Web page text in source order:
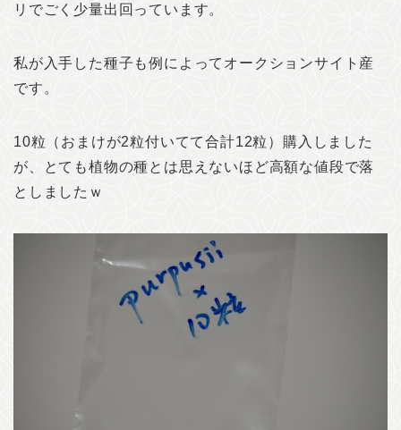
リでごく少量出回っています。
私が入手した種子も例によってオークションサイト産
です。
10粒（おまけが2粒付いてて合計12粒）購入しました
が、とても植物の種とは思えないほど高額な値段で落
としましたｗ